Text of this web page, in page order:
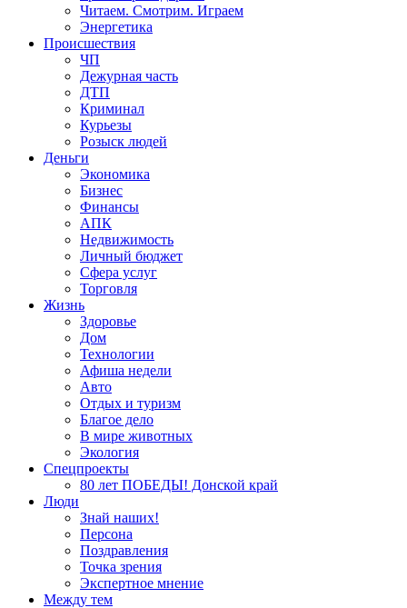
Читаем. Смотрим. Играем
Энергетика
Происшествия
ЧП
Дежурная часть
ДТП
Криминал
Курьезы
Розыск людей
Деньги
Экономика
Бизнес
Финансы
АПК
Недвижимость
Личный бюджет
Сфера услуг
Торговля
Жизнь
Здоровье
Дом
Технологии
Афиша недели
Авто
Отдых и туризм
Благое дело
В мире животных
Экология
Спецпроекты
80 лет ПОБЕДЫ! Донской край
Люди
Знай наших!
Персона
Поздравления
Точка зрения
Экспертное мнение
Между тем